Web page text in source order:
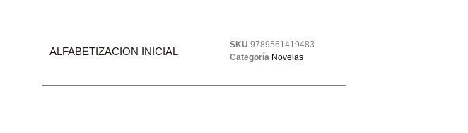
ALFABETIZACION INICIAL
SKU 9789561419483
Categoría Novelas